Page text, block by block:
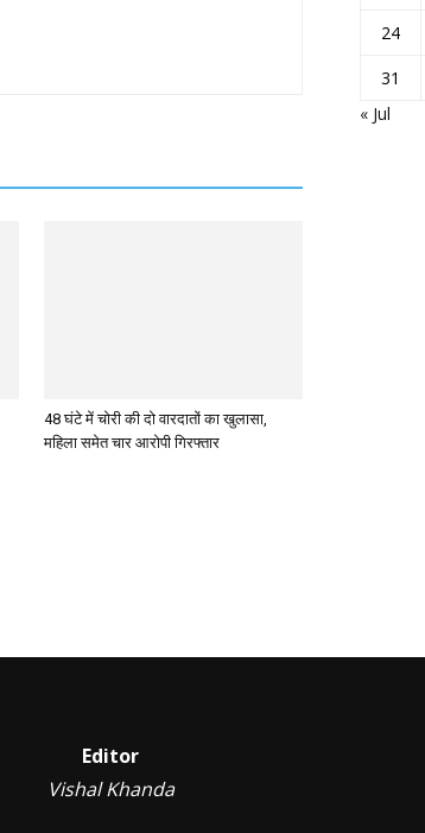
48 घंटे में चोरी की दो वारदातों का खुलासा,
महिला समेत चार आरोपी गिरफ्तार
24
31
« Jul
Editor
Vishal Khanda